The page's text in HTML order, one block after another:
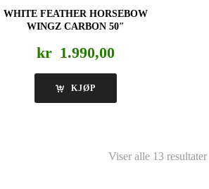
WHITE FEATHER HORSEBOW
WINGZ CARBON 50″
kr 1.990,00
KJØP
Viser alle 13 resultater